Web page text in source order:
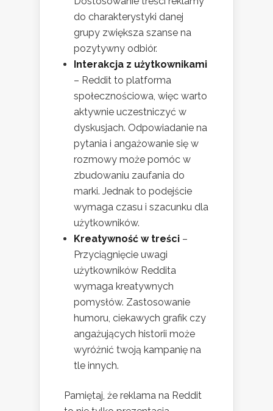
do charakterystyki danej
grupy zwiększa szanse na
pozytywny odbiór.
Interakcja z użytkownikami
– Reddit to platforma
społecznościowa, więc warto
aktywnie uczestniczyć w
dyskusjach. Odpowiadanie na
pytania i angażowanie się w
rozmowy może pomóc w
zbudowaniu zaufania do
marki. Jednak to podejście
wymaga czasu i szacunku dla
użytkowników.
Kreatywność w treści –
Przyciągnięcie uwagi
użytkowników Reddita
wymaga kreatywnych
pomysłów. Zastosowanie
humoru, ciekawych grafik czy
angażujących historii może
wyróżnić twoją kampanię na
tle innych.
Pamiętaj, że reklama na Reddit